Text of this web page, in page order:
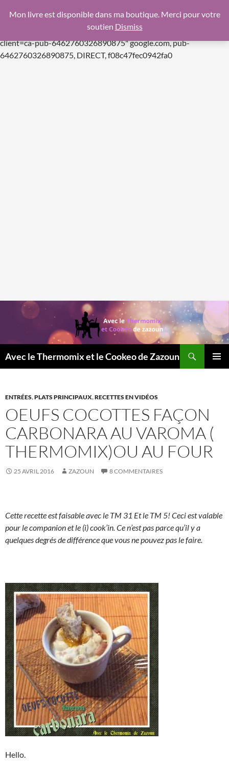
f08c47fec0942fa0
https://pagead2.googlesyndication.com/pagead/js/
client=ca-pub-6462760326890875"google.com, pub-
6462760326890875, DIRECT, f08c47fec0942fa0Aller
Avec le Thermomix et le Cookeo de Zazoun
ENTRÉES,PLATS PRINCIPAUX,RECETTES EN VIDÉOS
OEUFS COCOTTES FAÇON
CARBONARA AU VAROMA (
THERMOMIX)OU AU FOUR
25 AVRIL 2016 ZAZOUN 8 COMMENTAIRES
Cette recette est faisable avec le TM 31 Et le TM 5! Ceci est valable
pour le companion et le (i) cook’in. Ce n’est pas parce qu’il y a
quelques degrés de différence que vous ne pouvez pas le faire.
Hello.
Mon livre est disponible dans ma boutique. Merci pour votre
soutien Dismiss